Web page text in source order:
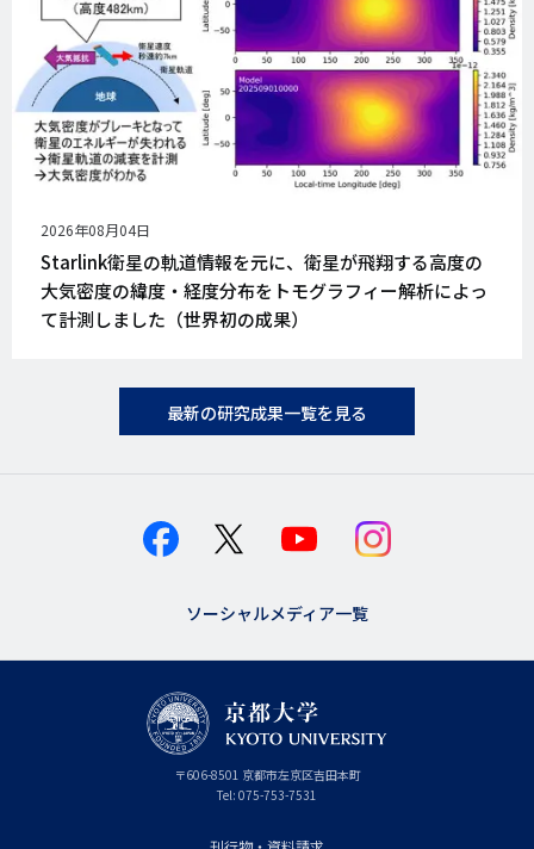
公
開
日
2026年08月04日
Starlink衛星の軌道情報を元に、衛星が飛翔する高度の
大気密度の緯度・経度分布をトモグラフィー解析によっ
て計測しました（世界初の成果）
最新の研究成果一覧を見る
ソーシャルメディア一覧
〒606-8501 京
都
府
京都市左京区吉田本町
Tel: 075-753-7531